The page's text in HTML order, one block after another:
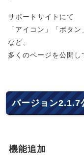
サポートサイトにて
「アイコン」「ボタ
など、
多くのページを公開し
バージョン2.1.7
機能追加